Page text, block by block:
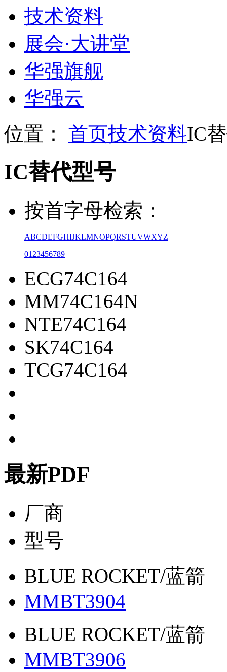
技术资料
展会·大讲堂
华强旗舰
华强云
位置： 首页技术资料IC
IC替代型号
按首字母检索：
ABCDEFGHIJKLMNOPQRSTUVWXYZ
01 23456789
ECG74C164
MM74C164N
NTE74C164
SK74C164
TCG74C164
最新PDF
厂商
型号
BLUE ROCKET/蓝箭
MMBT3904
BLUE ROCKET/蓝箭
MMBT3906